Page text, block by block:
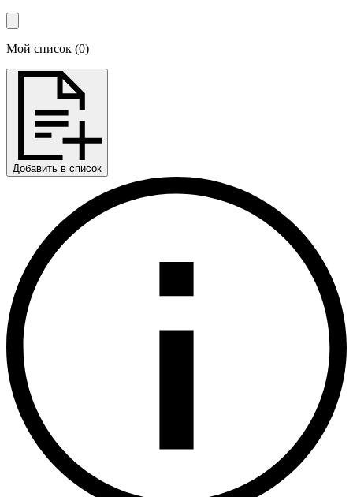
Мой список (0)
Добавить в список